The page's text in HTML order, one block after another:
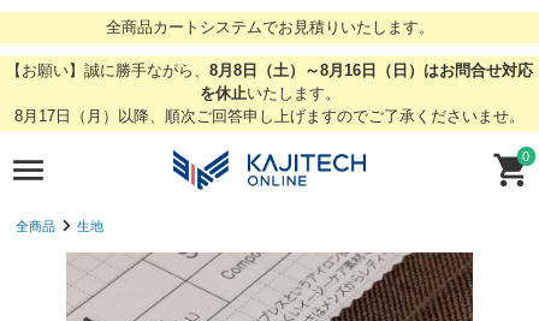
全商品カートシステムでお見積りいたします。
【お願い】誠に勝手ながら、 8月8日（土）～8月16日（日）はお問合せ対応
を休止いたします。
8月17日（月）以降、順次ご回答申し上げますのでご了承くださいませ。
0
全商品 生地